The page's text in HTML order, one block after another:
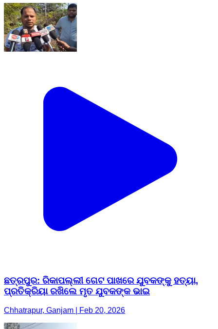
ଛତ୍ରପୁର: ରିକାପଲ୍ଲୀ ଗେଟ ପାଖରେ ଯୁବକଙ୍କୁ ହତ୍ୟା,
ପ୍ରତିକ୍ରିୟା ରଖିଲେ ମୃତ ଯୁବକଙ୍କ ଭାଇ
Chhatrapur, Ganjam | Feb 20, 2026